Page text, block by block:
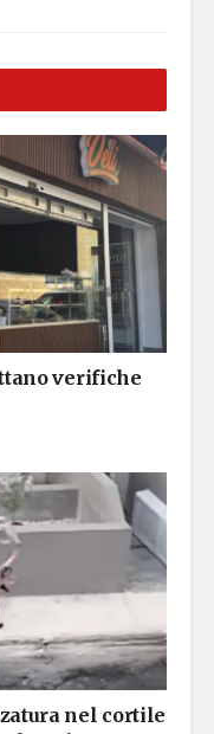
verifiche
nel cortile